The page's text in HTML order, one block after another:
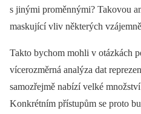
s jinými proměn­nými? Takovou
maskující vliv ně­kte­rých
Takto bychom mohli v otázkách
vícerozměrná analýza dat
samozřejmě nabízí velké
Konkrétním přístupům se proto